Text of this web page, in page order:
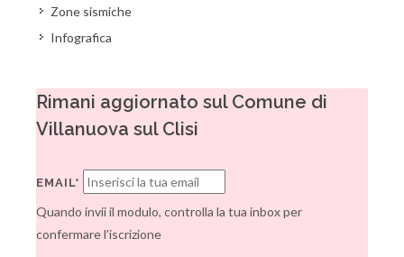
Zone sismiche
Infografica
Rimani aggiornato sul Comune di
Villanuova sul Clisi
EMAIL*
Quando invii il modulo, controlla la tua inbox per
confermare l'iscrizione